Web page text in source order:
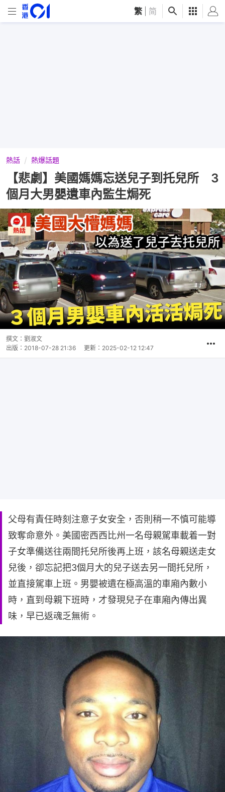
繁 简
熱話 熱爆話題
【悲劇】美國媽媽忘送兒子到托兒所 3
個月大男嬰遺車內監生焗死
撰文： 劉淑文
出版： 2018-07-28 21:36 更新： 2025-02-12 12:47
父母有責任時刻注意子女安全，否則稍一不慎可能導
致奪命意外。美國密西西比州一名母親駕車載着一對
子女準備送往兩間托兒所後再上班，該名母親送走女
兒後，卻忘記把3個月大的兒子送去另一間托兒所，
並直接駕車上班。男嬰被遺在極高溫的車廂內數小
時，直到母親下班時，才發現兒子在車廂內傳出異
味，早已返魂乏無術。